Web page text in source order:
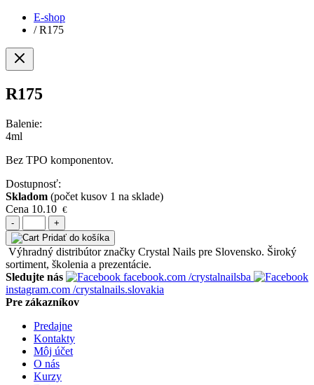
E-shop
/ R175
R175
Balenie:
4ml
Bez TPO komponentov.
Dostupnosť:
Skladom (počet kusov 1 na sklade)
Cena 10.10 €
-
+
Pridať do košíka
Výhradný distribútor značky Crystal Nails pre Slovensko. Široký
sortiment, školenia a prezentácie.
Sledujte nás
facebook.com /crystalnailsba
instagram.com /crystalnails.slovakia
Pre zákazníkov
Predajne
Kontakty
Môj účet
O nás
Kurzy